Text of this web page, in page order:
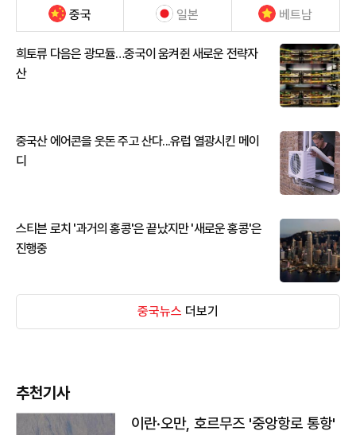
중국 일본 베트남
희토류 다음은 광모듈…중국이 움켜쥔 새로운 전략자
산
중국산 에어콘을 웃돈 주고 산다...유럽 열광시킨 메이
디
스티븐 로치 '과거의 홍콩'은 끝났지만 '새로운 홍콩'은
진행중
중국뉴스 더보기
추천기사
이란·오만, 호르무즈 '중앙항로 통항'